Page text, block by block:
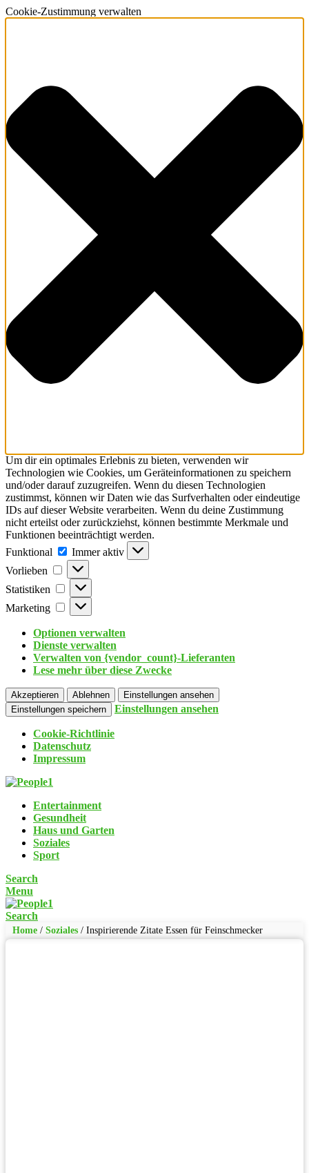
Cookie-Zustimmung verwalten
Um dir ein optimales Erlebnis zu bieten, verwenden wir
Technologien wie Cookies, um Geräteinformationen zu speichern
und/oder darauf zuzugreifen. Wenn du diesen Technologien
zustimmst, können wir Daten wie das Surfverhalten oder eindeutige
IDs auf dieser Website verarbeiten. Wenn du deine Zustimmung
nicht erteilst oder zurückziehst, können bestimmte Merkmale und
Funktionen beeinträchtigt werden.
Funktional
Immer aktiv
Vorlieben
Statistiken
Marketing
Optionen verwalten
Dienste verwalten
Verwalten von {vendor_count}-Lieferanten
Lese mehr über diese Zwecke
Akzeptieren Ablehnen
Einstellungen ansehen
Einstellungen speichern
Einstellungen ansehen
Cookie-Richtlinie
Datenschutz
Impressum
Entertainment
Gesundheit
Haus und Garten
Soziales
Sport
Search
Menu
Search
Home / Soziales / Inspirierende Zitate Essen für Feinschmecker